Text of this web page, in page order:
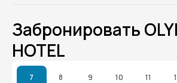
Забронировать
HOTEL
7 8 9 10 11